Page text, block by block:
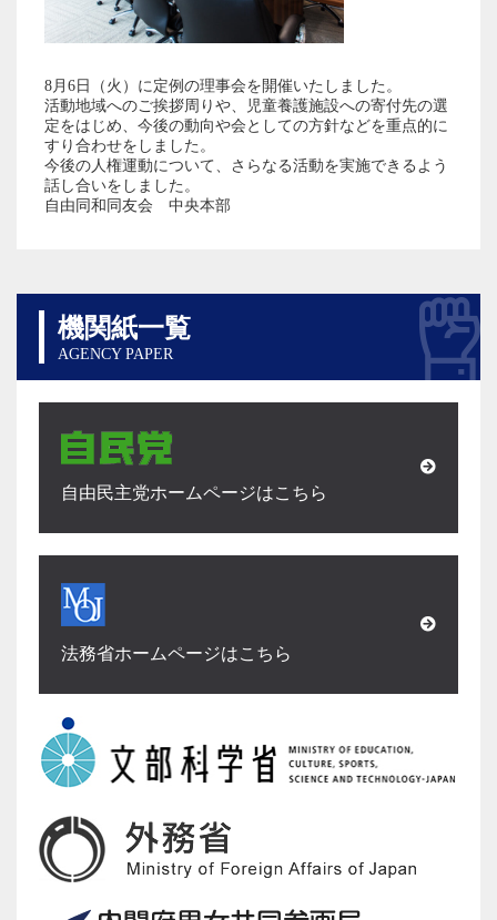
8月6日（火）に定例の理事会を開催いたしました。
活動地域へのご挨拶周りや、児童養護施設への寄付先の選
定をはじめ、今後の動向や会としての方針などを重点的に
すり合わせをしました。
今後の人権運動について、さらなる活動を実施できるよう
話し合いをしました。
自由同和同友会 中央本部
機関紙一覧
AGENCY PAPER
自由民主党ホームページはこちら
法務省ホームページはこちら